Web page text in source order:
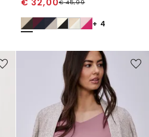
€ 32,00€45,99
+ 4